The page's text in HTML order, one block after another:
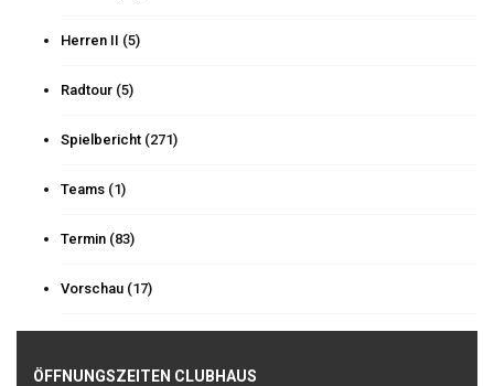
Herren II (5)
Radtour (5)
Spielbericht (271)
Teams (1)
Termin (83)
Vorschau (17)
ÖFFNUNGSZEITEN CLUBHAUS